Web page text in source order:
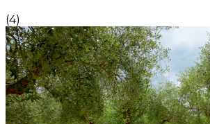
(4)